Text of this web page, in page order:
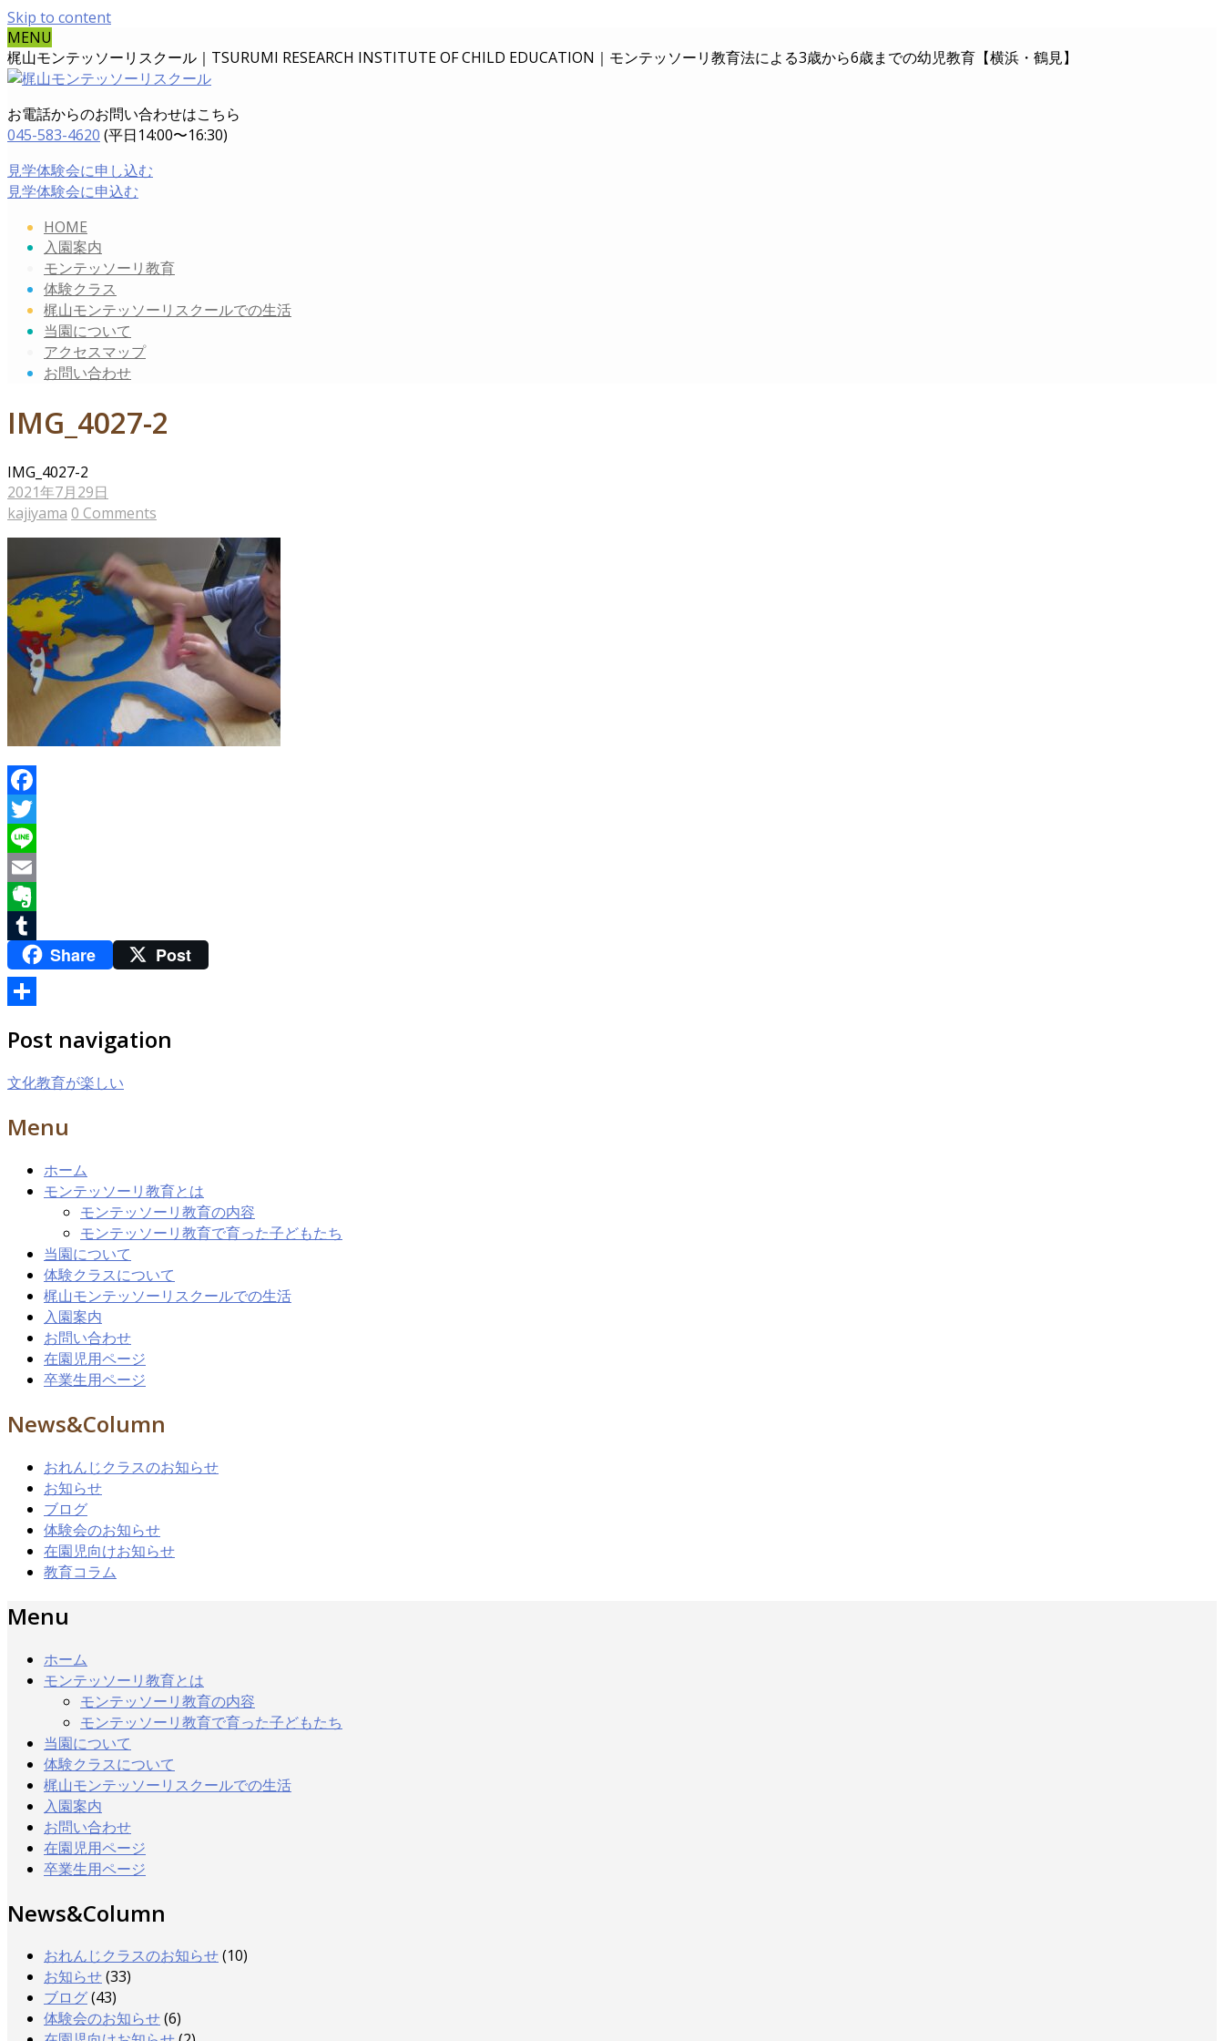
Skip to content
MENU
梶山モンテッソーリスクール｜TSURUMI RESEARCH INSTITUTE OF CHILD EDUCATION｜ モンテッソーリ教育法による3歳から6歳までの幼児教育【横浜・鶴見】
お電話からのお問い合わせはこちら
045-583-4620 (平日14:00〜16:30)
見学体験会に申し込む
見学体験会に申込む
HOME
入園案内
モンテッソーリ教育
体験クラス
梶山モンテッソーリスクールでの生活
当園について
アクセスマップ
お問い合わせ
IMG_4027-2
IMG_4027-2
2021年7月29日
kajiyama 0 Comments
Facebook
Twitter
Line
Email
Evernote
TumblrShare Post
有
Post navigation
文化教育が楽しい
Menu
ホーム
モンテッソーリ教育とは
モンテッソーリ教育の内容
モンテッソーリ教育で育った子どもたち
当園について
体験クラスについて
梶山モンテッソーリスクールでの生活
入園案内
お問い合わせ
在園児用ページ
卒業生用ページ
News&Column
おれんじクラスのお知らせ
お知らせ
ブログ
体験会のお知らせ
在園児向けお知らせ
教育コラム
Menu
ホーム
モンテッソーリ教育とは
モンテッソーリ教育の内容
モンテッソーリ教育で育った子どもたち
当園について
体験クラスについて
梶山モンテッソーリスクールでの生活
入園案内
お問い合わせ
在園児用ページ
卒業生用ページ
News&Column
おれんじクラスのお知らせ(10)
お知らせ(33)
ブログ(43)
体験会のお知らせ(6)